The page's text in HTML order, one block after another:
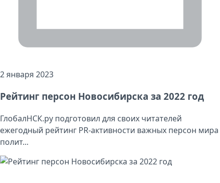
2 января 2023
Рейтинг персон Новосибирска за 2022 год
ГлобалНСК.ру подготовил для своих читателей
ежегодный рейтинг PR-активности важных персон мира
полит...